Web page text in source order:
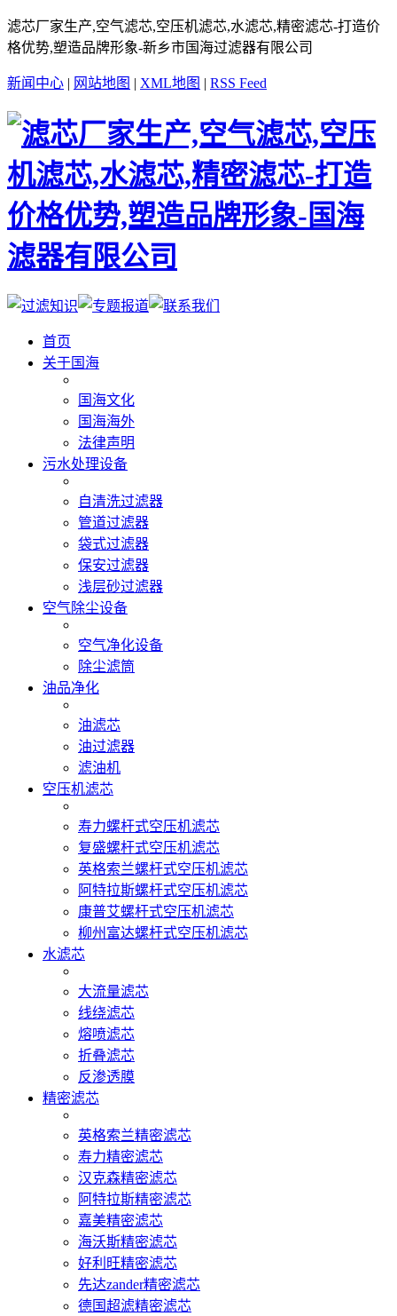
滤芯厂家生产,空气滤芯,空压机滤芯,水滤芯,精密滤芯-打造价
格优势,塑造品牌形象-新乡市国海过滤器有限公司
新闻中心 | 网站地图 | XML地图 | RSS Feed
首页
关于国海
国海文化
国海海外
法律声明
污水处理设备
自清洗过滤器
管道过滤器
袋式过滤器
保安过滤器
浅层砂过滤器
空气除尘设备
空气净化设备
除尘滤筒
油品净化
油滤芯
油过滤器
滤油机
空压机滤芯
寿力螺杆式空压机滤芯
复盛螺杆式空压机滤芯
英格索兰螺杆式空压机滤芯
阿特拉斯螺杆式空压机滤芯
康普艾螺杆式空压机滤芯
柳州富达螺杆式空压机滤芯
水滤芯
大流量滤芯
线绕滤芯
熔喷滤芯
折叠滤芯
反渗透膜
精密滤芯
英格索兰精密滤芯
寿力精密滤芯
汉克森精密滤芯
阿特拉斯精密滤芯
嘉美精密滤芯
海沃斯精密滤芯
好利旺精密滤芯
先达zander精密滤芯
德国超滤精密滤芯